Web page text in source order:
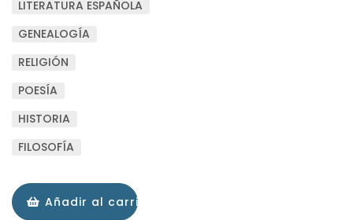
LITERATURA ESPAÑOLA
GENEALOGÍA
RELIGIÓN
POESÍA
HISTORIA
FILOSOFÍA
Añadir al carrito